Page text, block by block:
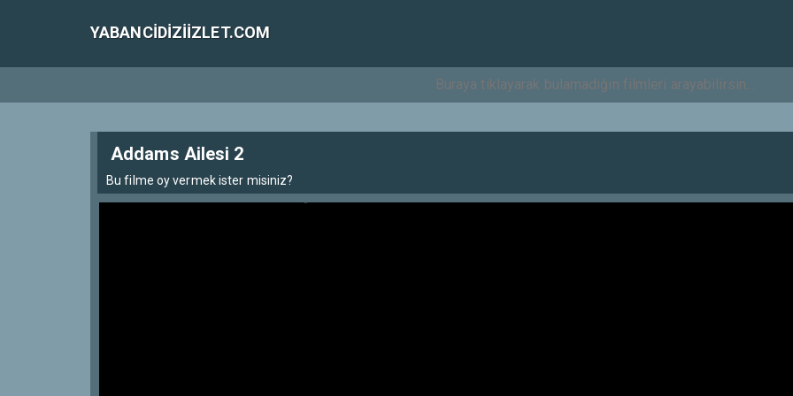
YABANCIDIZIIZLET.COM
Addams Ailesi 2
Bu filme oy vermek ister misiniz?